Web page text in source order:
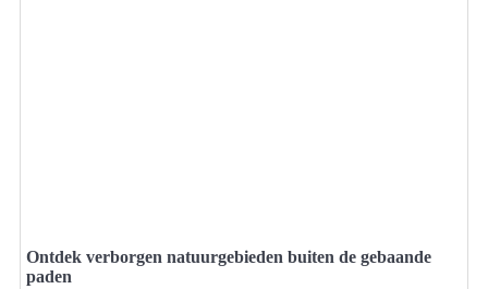
Ontdek verborgen natuurgebieden buiten de gebaande
paden